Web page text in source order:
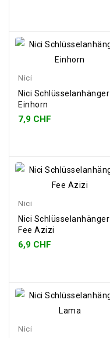
Nici
Nici Schlüsselanhänger
Einhorn
7,9 CHF
Nici
Nici Schlüsselanhänger
Fee Azizi
6,9 CHF
Nici